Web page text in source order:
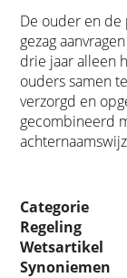
De ouder en
gezag
drie jaar alleen
ouders samen
verzorgd en
gecombineerd
Categorie
Regeling
Wetsartikel
Synoniemen